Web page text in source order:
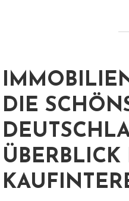
DIE
ÜBERBLICK